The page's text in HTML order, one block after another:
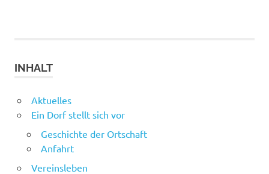
INHALT
Aktuelles
Ein Dorf stellt sich vor
Geschichte der Ortschaft
Anfahrt
Vereinsleben